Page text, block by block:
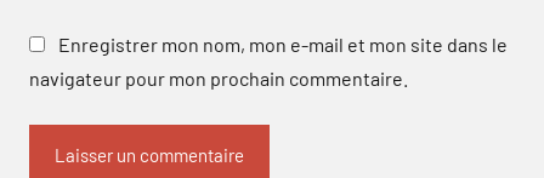
Enregistrer mon nom, mon e-mail et mon site dans le
navigateur pour mon prochain commentaire.